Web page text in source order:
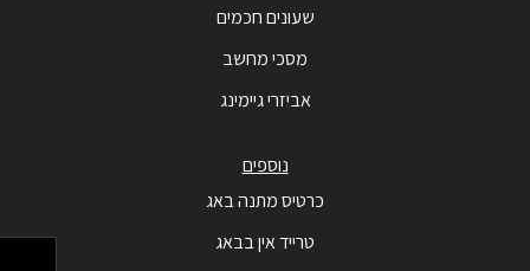
שעונים חכמים
מסכי מחשב
אביזרי גיימינג
נוספים
כרטיס מתנה באג
טרייד אין בבאג